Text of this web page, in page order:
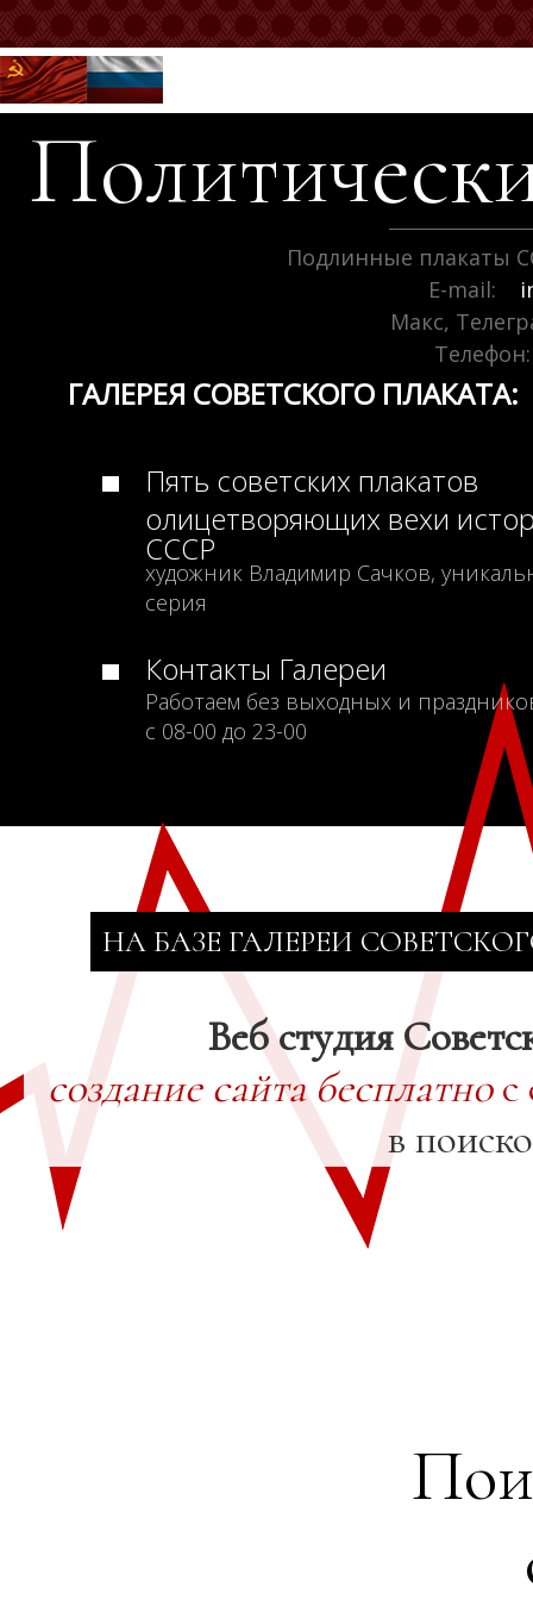
Подлинные плакаты
E-mail:
Макс,
Телефон:
ГАЛЕРЕЯ СОВЕТСКОГО ПЛАКАТА:
Пять советских плакатов
олицетворяющих вехи
СССР
художник Владимир Сачков,
серия
Контакты Галереи
Работаем без выходных и
с 08-00 до 23-00
НА БАЗЕ ГАЛЕРЕИ
Веб студия
создание сайта бесплатнос
в